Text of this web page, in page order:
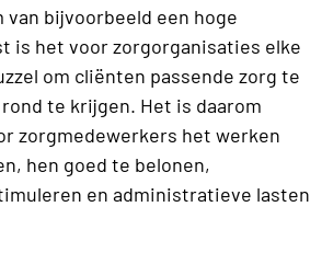
van bijvoorbeeld een hoge
is het voor zorgorganisaties elke
om cliënten passende zorg te
te krijgen. Het is daarom
zorgmedewerkers het werken
hen goed te belonen,
en administratieve lasten